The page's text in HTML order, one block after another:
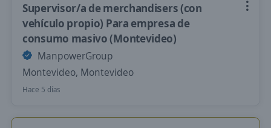
Supervisor/a de merchandisers (con
vehículo propio) Para empresa de
consumo masivo (Montevideo)
ManpowerGroup
Montevideo, Montevideo
Hace 5 días